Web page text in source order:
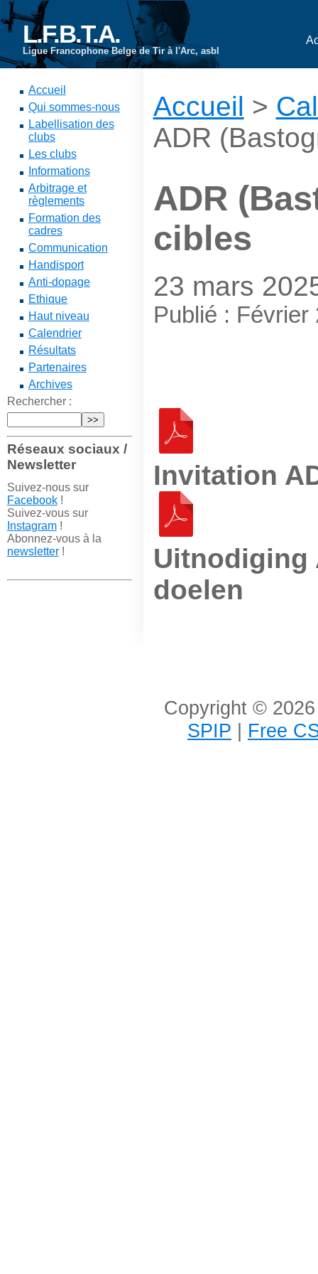
L.F.B.T.A.
Ligue Francophone Belge de Tir à l'Arc, asbl
Accueil
Qui sommes-nous
Labellisation des
clubs
Les clubs
Informations
Arbitrage et
règlements
Formation des
cadres
Communication
Handisport
Anti-dopage
Ethique
Haut niveau
Calendrier
Résultats
Partenaires
Archives
Rechercher :
Réseaux sociaux /
Newsletter
Suivez-nous sur
Facebook!
Suivez-vous sur
Instagram!
Abonnez-vous à la
newsletter!
Accueil >
ADR
ADR
cibles
23 mars
Publié : Février
Invitation
Uitnodiging
doelen
Copyright ©
SPIP | Free